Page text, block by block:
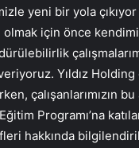
yeni bir yola
için önce
Yıldız Holding
çalışanlarımızın
Programı’na katılan
hakkında